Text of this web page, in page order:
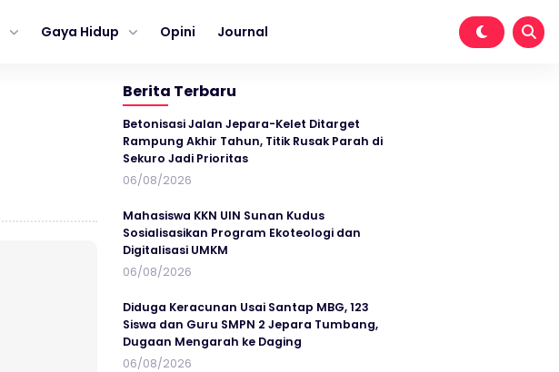
Gaya Hidup Opini Journal
Berita Terbaru
Betonisasi Jalan Jepara-Kelet Ditarget
Rampung Akhir Tahun, Titik Rusak Parah di
Sekuro Jadi Prioritas
06/08/2026
Mahasiswa KKN UIN Sunan Kudus
Sosialisasikan Program Ekoteologi dan
Digitalisasi UMKM
06/08/2026
Diduga Keracunan Usai Santap MBG, 123
Siswa dan Guru SMPN 2 Jepara Tumbang,
Dugaan Mengarah ke Daging
06/08/2026